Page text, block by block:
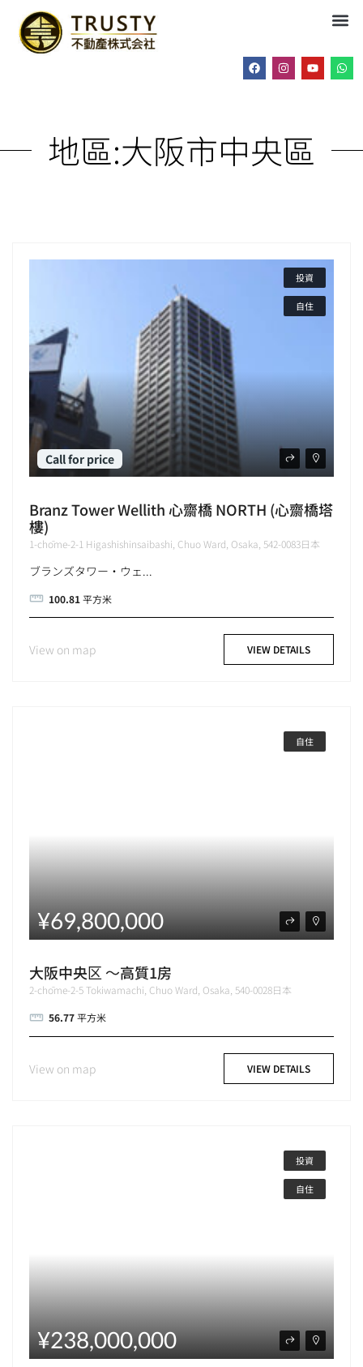
地區:大阪市中央區
投資
自住
Call for price
Branz Tower Wellith 心齋橋 NORTH (心齋橋塔
樓)
1-chōme-2-1 Higashishinsaibashi, Chuo Ward, Osaka, 542-0083日本
ブランズタワー・ウェ...
100.81平方米
View on map VIEW DETAILS
自住
¥69,800,000
大阪中央区 ～高質1房
2-chōme-2-5 Tokiwamachi, Chuo Ward, Osaka, 540-0028日本
56.77平方米
View on map VIEW DETAILS
投資
自住
¥238,000,000